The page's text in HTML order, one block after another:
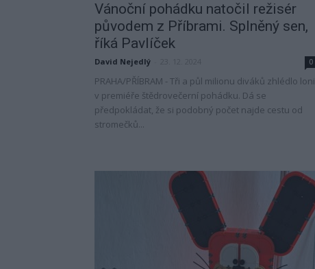
Vánoční pohádku natočil režisér
původem z Příbrami. Splněný sen,
říká Pavlíček
David Nejedlý 0
PRAHA/PŘÍBRAM - Tři a půl milionu diváků zhlédlo loni
v premiéře štědrovečerní pohádku. Dá se
předpokládat, že si podobný počet najde cestu od
stromečků...